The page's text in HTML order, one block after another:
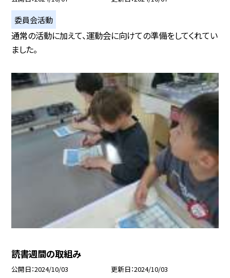
委員会活動
通常の活動に加えて、運動会に向けての準備をしてくれてい
ました。
読書週間の取組み
公開日 2024/10/03 更新日 2024/10/03